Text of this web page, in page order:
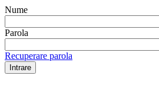
Nume
Parola
Recuperare parola